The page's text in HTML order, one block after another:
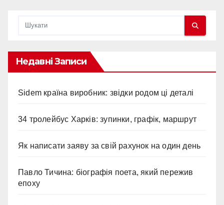
Недавні Записи
Sidem країна виробник: звідки родом ці деталі
34 тролейбус Харків: зупинки, графік, маршрут
Як написати заяву за свій рахунок на один день
Павло Тичина: біографія поета, який пережив
епоху